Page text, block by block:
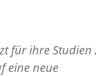
für ihre Studien
eine neue